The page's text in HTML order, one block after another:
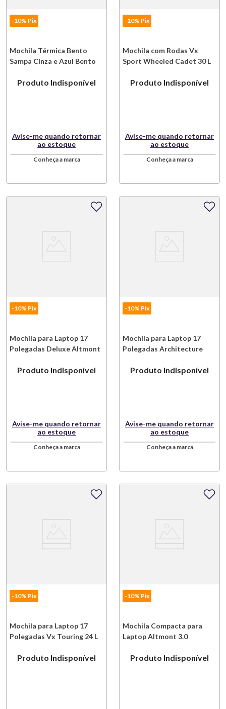
-10% Pix
Mochila Térmica Bento
Sampa Cinza e Azul Bento
Produto Indisponível
Avise-me quando retornar
ao estoque
Conheça a marca
-10% Pix
Mochila com Rodas Vx
Sport Wheeled Cadet 30 L
Produto Indisponível
Avise-me quando retornar
ao estoque
Conheça a marca
-10% Pix
Mochila para Laptop 17
Polegadas Deluxe Altmont
Victorinox
Produto Indisponível
Avise-me quando retornar
ao estoque
Conheça a marca
-10% Pix
Mochila para Laptop 17
Polegadas Architecture
Poliéster Cinza e Marrom
Produto Indisponível
Avise-me quando retornar
ao estoque
Conheça a marca
-10% Pix
Mochila para Laptop 17
Polegadas Vx Touring 24 L
Victorinox
Produto Indisponível
-10% Pix
Mochila Compacta para
Laptop Altmont 3.0
Preto Victorinox
Produto Indisponível